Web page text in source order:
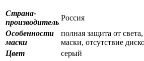
Страна-
производитель
Россия
Особенности
маски
полная защита от
маски, отсутствие
Цвет
серый